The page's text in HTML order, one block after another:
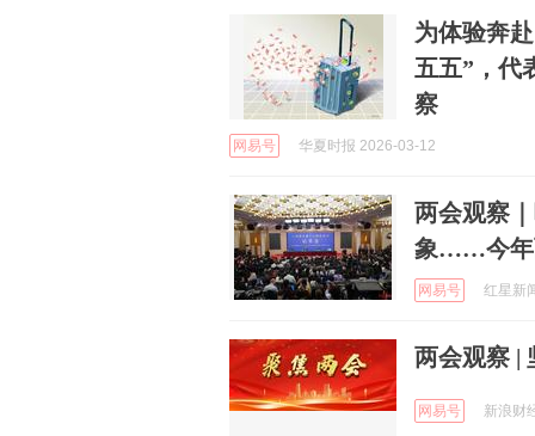
为体验奔
五五”，代
察
网易号 华夏时报 2026-03-12
两会观察
象……今年
网易号 红星新
两会观察 |
网易号 新浪财